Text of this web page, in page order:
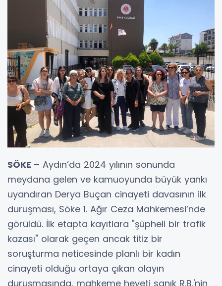
SÖKE – Aydın’da 2024 yılının sonunda
meydana gelen ve kamuoyunda büyük yankı
uyandıran Derya Buçan cinayeti davasının ilk
duruşması, Söke 1. Ağır Ceza Mahkemesi’nde
görüldü. İlk etapta kayıtlara "şüpheli bir trafik
kazası" olarak geçen ancak titiz bir
soruşturma neticesinde planlı bir kadın
cinayeti olduğu ortaya çıkan olayın
duruşmasında, mahkeme heyeti sanık R.B.'nin